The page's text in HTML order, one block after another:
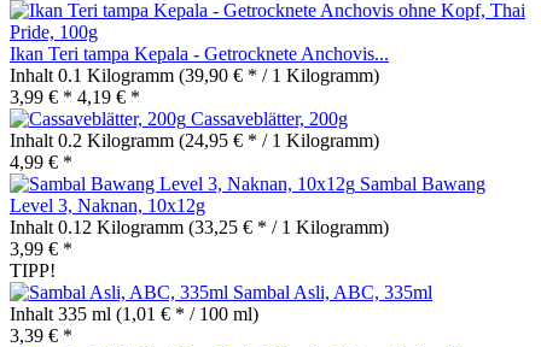
Ikan Teri tampa Kepala - Getrocknete Anchovis...
Inhalt 0.1 Kilogramm (39,90 € * / 1 Kilogramm)
3,99 € * 4,19 € *
Cassaveblätter, 200g
Inhalt 0.2 Kilogramm (24,95 € * / 1 Kilogramm)
4,99 € *
Sambal Bawang
Level 3, Naknan, 10x12g
Inhalt 0.12 Kilogramm (33,25 € * / 1 Kilogramm)
3,99 € *
TIPP!
Sambal Asli, ABC, 335ml
Inhalt 335 ml (1,01 € * / 100 ml)
3,39 € *